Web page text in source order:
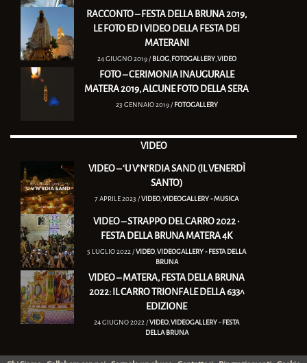
RACCONTO – FESTA DELLA BRUNA 2019,
LE FOTO ED I VIDEO DELLA FESTA DEI
MATERANI
24 GIUGNO 2019 / BLOG,FOTOGALLERY,VIDEO
FOTO – CERIMONIA INAUGURALE
MATERA 2019, ALCUNE FOTO DELLA SERA
23 GENNAIO 2019 / FOTOGALLERY
VIDEO
VIDEO – ‘U V’N’RDIA SAND (IL VENERDÌ
SANTO)
7 APRILE 2023 /VIDEO ,VIDEOGALLERY - MUSICA
VIDEO – STRAPPO DEL CARRO 2022 •
FESTA DELLA BRUNA MATERA 4K
5 LUGLIO 2022 /VIDEO,VIDEOGALLERY - FESTA DELLA
BRUNA
VIDEO – MATERA, FESTA DELLA BRUNA
2022: IL CARRO TRIONFALE DELLA 633^
EDIZIONE
24 GIUGNO 2022 /VIDEO,VIDEOGALLERY - FESTA
DELLA BRUNA